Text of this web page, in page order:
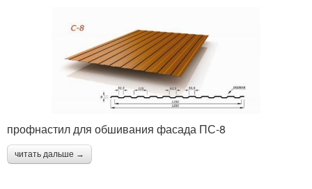
профнастил для обшивания фасада ПС-8
читать дальше →